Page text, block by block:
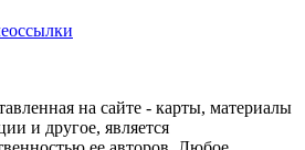
на сайте - карты, материалы
и другое, является